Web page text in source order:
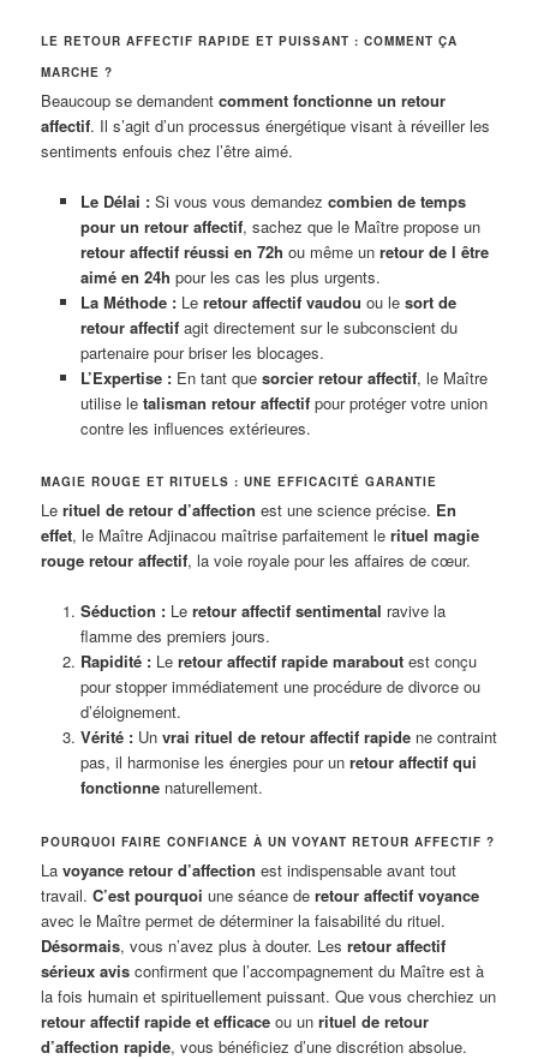
LE RETOUR AFFECTIF RAPIDE ET PUISSANT : COMMENT ÇA
MARCHE ?
Beaucoup se demandentcomment fonctionne un retour
affectif. Il s’agit d’un processus énergétique visant à réveiller les
sentiments enfouis chez l’être aimé.
Le Délai :Si vous vous demandez combien de temps
pour un retour affectif, sachez que le Maître propose un
retour affectif réussi en 72h ou même un retour de l être
aimé en 24h pour les cas les plus urgents.
La Méthode :Le retour affectif vaudou ou le sort de
retour affectifagit directement sur le subconscient du
partenaire pour briser les blocages.
L’Expertise :En tant que sorcier retour affectif, le Maître
utilise le talisman retour affectifpour protéger votre union
contre les influences extérieures.
MAGIE ROUGE ET RITUELS : UNE EFFICACITÉ GARANTIE
Lerituel de retour d’affection est une science précise. En
effet, le Maître Adjinacou maîtrise parfaitement lerituel magie
rouge retour affectif, la voie royale pour les affaires de cœur.
Séduction :Le retour affectif sentimental ravive la
flamme des premiers jours.
Rapidité :Le retour affectif rapide maraboutest conçu
pour stopper immédiatement une procédure de divorce ou
d’éloignement.
Vérité :Un vrai rituel de retour affectif rapidene contraint
pas, il harmonise les énergies pour un retour affectif qui
fonctionnenaturellement.
POURQUOI FAIRE CONFIANCE À UN VOYANT RETOUR AFFECTIF ?
Lavoyance retour d’affection est indispensable avant tout
travail.C’est pourquoi une séance deretour affectif voyance
avec le Maître permet de déterminer la faisabilité du rituel.
Désormais, vous n’avez plus à douter. Lesretour affectif
sérieux avis confirment que l’accompagnement du Maître est à
la fois humain et spirituellement puissant. Que vous cherchiez un
retour affectif rapide et efficace ou unrituel de retour
d’affection rapide, vous bénéficiez d’une discrétion absolue.